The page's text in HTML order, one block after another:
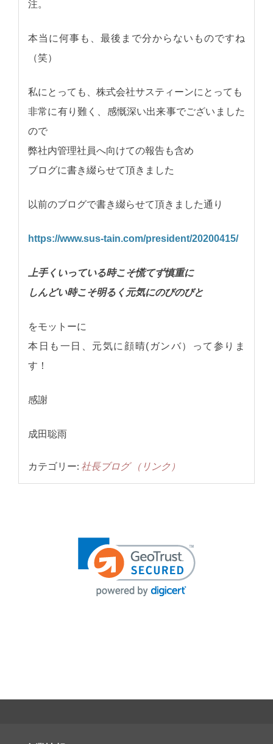
注。
本当に何事も、最後まで分からないものですね
（笑）
私にとっても、株式会社サスティーンにとっても
非常に有り難く、感慨深い出来事でございました
ので
弊社内管理社員へ向けての報告も含め
ブログに書き綴らせて頂きました
以前のブログで書き綴らせて頂きました通り
https://www.sus-tain.com/president/20200415/
上手くいっている時こそ慌てず慎重に
しんどい時こそ明るく元気にのびのびと
をモットーに
本日も一日、元気に顔晴(ガンバ）って参りま
す！
感謝
成田聡雨
カテゴリー: 社長ブログ （リンク）